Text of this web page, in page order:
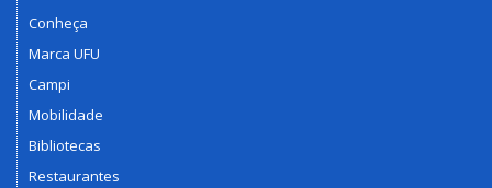
Conheça
Marca UFU
Campi
Mobilidade
Bibliotecas
Restaurantes